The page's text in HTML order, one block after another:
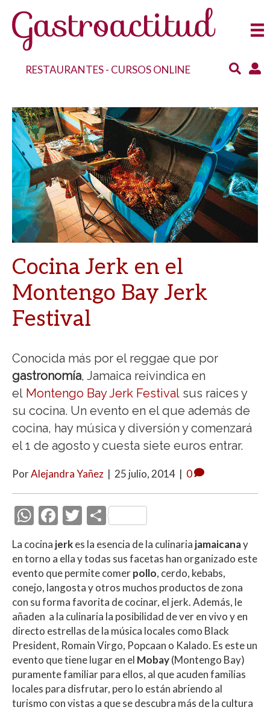
RESTAURANTES- CURSOS ONLINE
Cocina Jerk en el
Montengo Bay Jerk
Festival
Conocida más por el reggae que por
gastronomía, Jamaica reivindica en
el Montengo Bay Jerk Festival sus raices y
su cocina. Un evento en el que además de
cocina, hay música y diversión y comenzará
el 1 de agosto y cuesta siete euros entrar.
PorAlejandra Yañez | 25 julio, 2014 | 0
W
h
at
s
A
p
p
F
ac
e
b
o
o
k
T
w
itt
er
C
m
p
ar
ti
r
La cocina jerkes la esencia de la culinaria jamaicanay
en torno a ella y todas sus facetas han organizado este
evento que permite comerpollo, cerdo, kebabs,
conejo, langosta y otros muchos productos de zona
con su forma favorita de cocinar, el jerk. Además, le
añaden a la culinaria la posibilidad de ver en vivo y en
directo estrellas de la música locales como Black
President, Romain Virgo, Popcaan o Kalado. Es este un
evento que tiene lugar en el Mobay(Montengo Bay)
puramente familiar para ellos, al que acuden familias
locales para disfrutar, pero lo están abriendo al
turismo con vistas a que se descubra más de la cultura